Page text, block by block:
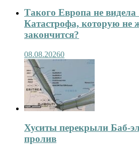
Такого Европа не видела
Катастрофа, которую не
закончится?
08.08.20260
Хуситы перекрыли Баб-
пролив